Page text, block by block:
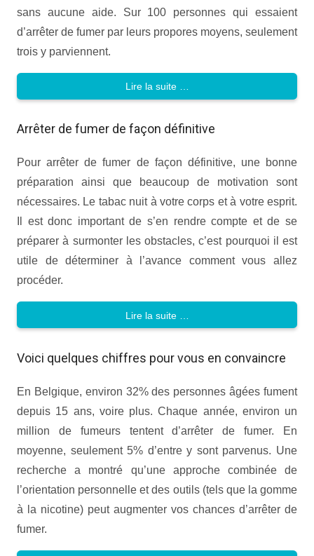
sans aucune aide. Sur 100 personnes qui essaient
d’arrêter de fumer par leurs propores moyens, seulement
trois y parviennent.
Lire la suite …
Arrêter de fumer de façon définitive
Pour arrêter de fumer de façon définitive, une bonne
préparation ainsi que beaucoup de motivation sont
nécessaires. Le tabac nuit à votre corps et à votre esprit.
Il est donc important de s’en rendre compte et de se
préparer à surmonter les obstacles, c’est pourquoi il est
utile de déterminer à l’avance comment vous allez
procéder.
Lire la suite …
Voici quelques chiffres pour vous en convaincre
En Belgique, environ 32% des personnes âgées fument
depuis 15 ans, voire plus. Chaque année, environ un
million de fumeurs tentent d’arrêter de fumer. En
moyenne, seulement 5% d’entre y sont parvenus. Une
recherche a montré qu’une approche combinée de
l’orientation personnelle et des outils (tels que la gomme
à la nicotine) peut augmenter vos chances d’arrêter de
fumer.